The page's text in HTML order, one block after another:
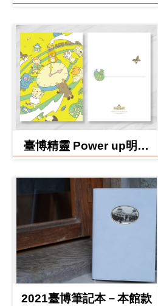
臺博精靈 Power up明信
2021臺博筆記本－本館款